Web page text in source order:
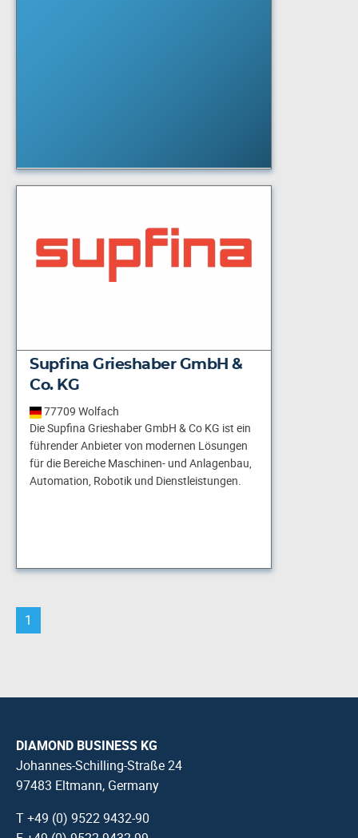
Supfina Grieshaber GmbH &
Co. KG
77709 Wolfach
Die Supfina Grieshaber GmbH & Co KG ist ein
führender Anbieter von modernen Lösungen
für die Bereiche Maschinen- und Anlagenbau,
Automation, Robotik und Dienstleistungen.
1
DIAMOND BUSINESS KG
Johannes-Schilling-Straße 24
97483 Eltmann, Germany
T +49 (0) 9522 9432-90